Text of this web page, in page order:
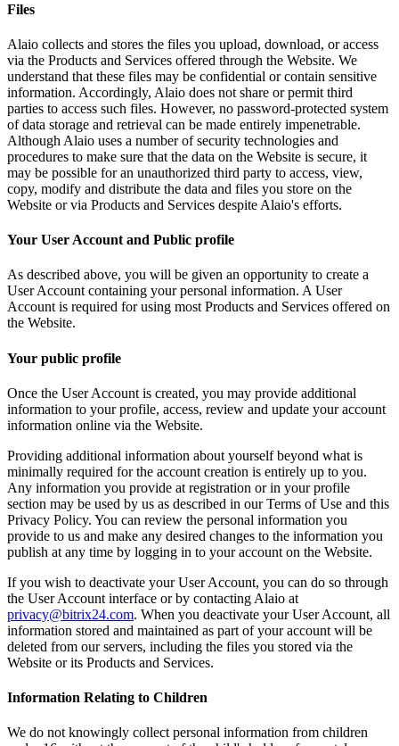
Files
Alaio collects and stores the files you upload, download, or access
via the Products and Services offered through the Website. We
understand that these files may be confidential or contain sensitive
information. Accordingly, Alaio does not share or permit third
parties to access such files. However, no password-protected system
of data storage and retrieval can be made entirely impenetrable.
Although Alaio uses a number of security technologies and
procedures to make sure that the data on the Website is secure, it
may be possible for an unauthorized third party to access, view,
copy, modify and distribute the data and files you store on the
Website or via Products and Services despite Alaio's efforts.
Your User Account and Public profile
As described above, you will be given an opportunity to create a
User Account containing your personal information. A User
Account is required for using most Products and Services offered on
the Website.
Your public profile
Once the User Account is created, you may provide additional
information to your profile, access, review and update your account
information online via the Website.
Providing additional information about yourself beyond what is
minimally required for the account creation is entirely up to you.
Any information you provide at registration or in your profile
section may be used by us as described in our Terms of Use and this
Privacy Policy. You can review the personal information you
provide to us and make any desired changes to the information you
publish at any time by logging in to your account on the Website.
If you wish to deactivate your User Account, you can do so through
the User Account interface or by contacting Alaio at
privacy@bitrix24.com. When you deactivate your User Account, all
information stored and maintained as part of your account will be
deleted from our servers, including the files you stored via the
Website or its Products and Services.
Information Relating to Children
We do not knowingly collect personal information from children